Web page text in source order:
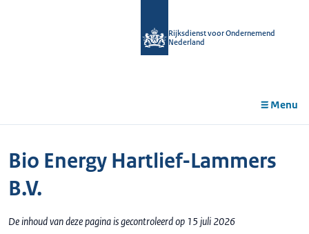
Rijksdienst voor Ondernemend
Nederland
Menu
Bio Energy Hartlief-Lammers
B.V.
De inhoud van deze pagina is gecontroleerd op 15 juli 2026